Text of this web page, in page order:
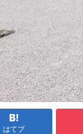
はてブ